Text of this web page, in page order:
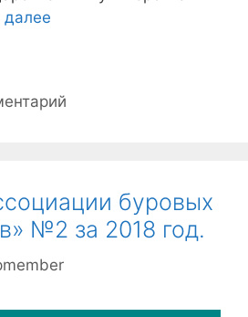
далее
буровых
№2 за 2018 год.